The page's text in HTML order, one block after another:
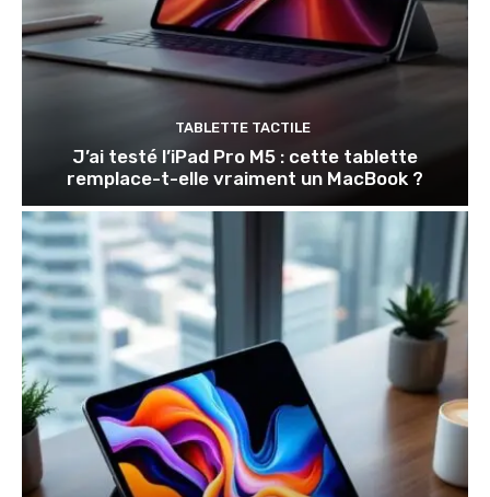
TABLETTE TACTILE
J’ai testé l’iPad Pro M5 : cette tablette
remplace-t-elle vraiment un MacBook ?